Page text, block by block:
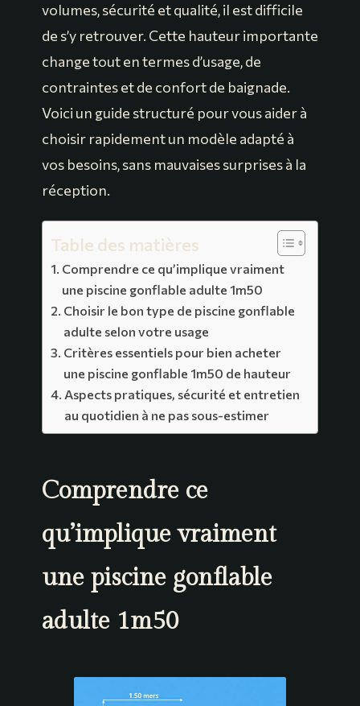
volumes, sécurité et qualité, il est difficile
de s’y retrouver. Cette hauteur importante
change tout en termes d’usage, de
contraintes et de confort de baignade.
Voici un guide structuré pour vous aider à
choisir rapidement un modèle adapté à
vos besoins, sans mauvaises surprises à la
réception.
Table des matières
Comprendre ce qu’implique vraiment
une piscine gonflable adulte 1m50
Choisir le bon type de piscine gonflable
adulte selon votre usage
Critères essentiels pour bien acheter
une piscine gonflable 1m50 de hauteur
Aspects pratiques, sécurité et entretien
au quotidien à ne pas sous-estimer
Comprendre ce
qu’implique vraiment
une piscine gonflable
adulte 1m50